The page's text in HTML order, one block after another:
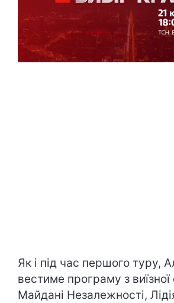
Як і під час першого туру,
вестиме програму з виїзної
Майдані Незалежності,